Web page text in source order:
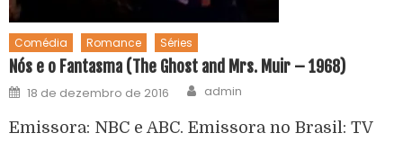
Comédia Romance Séries
Nós e o Fantasma (The Ghost and Mrs. Muir – 1968)
18 de dezembro de 2016 admin
Emissora: NBC e ABC. Emissora no Brasil: TV